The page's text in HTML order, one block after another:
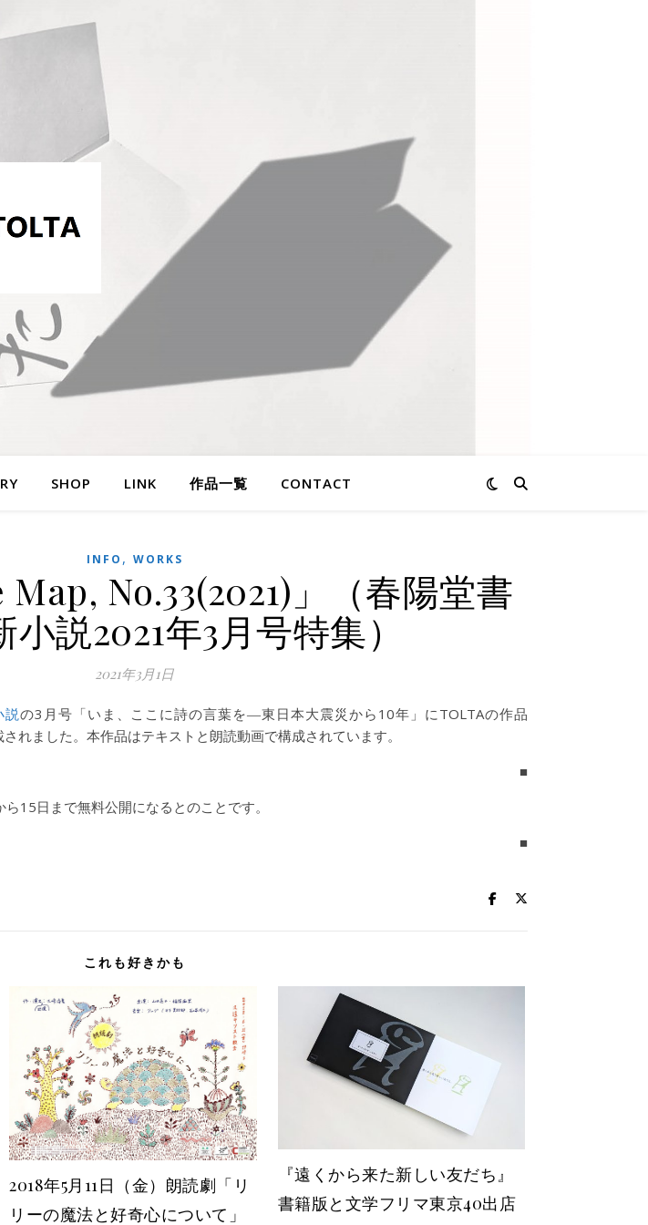
SHOP LINK 作品一覧 CONTACT
INFO , WORKS
Map, No.33(2021)」（春陽堂書
小説2021年3月号特集）
2021年3月1日
説の3月号「いま、ここに詩の言葉を―東日本大震災から10年」にTOLTAの作品
されました。本作品はテキストと朗読動画で構成されています。
■
15日まで無料公開になるとのことです。
■
これも好きかも
2018年5月11日（金）朗読劇「リ
リーの魔法と好奇心について」
『遠くから来た新しい友だち』
書籍版と文学フリマ東京40出店